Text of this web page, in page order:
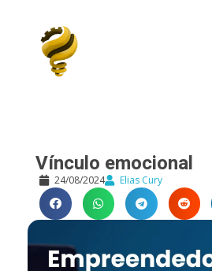
Vínculo emocional
24/08/2024 Elias Cury